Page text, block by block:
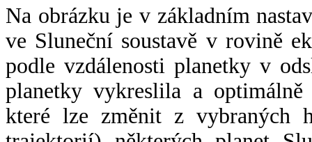
Na obrázku je v základním
ve Sluneční soustavě v rovině
podle vzdálenosti planetky v
planetky vykreslila a
které lze změnit z vybraných